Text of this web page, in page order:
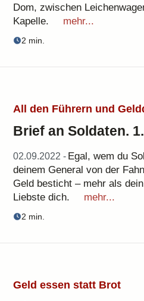
Dom, zwischen
Kapelle.
mehr...
2 min.
All den Führern und
Brief an Soldaten.
02.09.2022 - Egal, wem du
deinem General von der
Geld besticht – mehr als
Liebste dich.
mehr...
2 min.
Geld essen statt Brot